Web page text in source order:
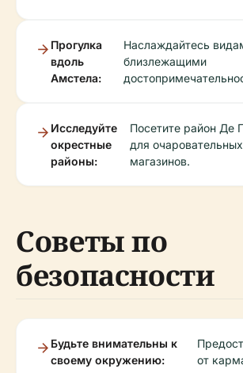
Прогулка
вдоль
Амстела:
Наслаждайтесь
близлежащими
Исследуйте
окрестные
районы:
Посетите район Де
для
магазинов.
Советы по
безопасности
Будьте внимательны к
своему окружению:
от